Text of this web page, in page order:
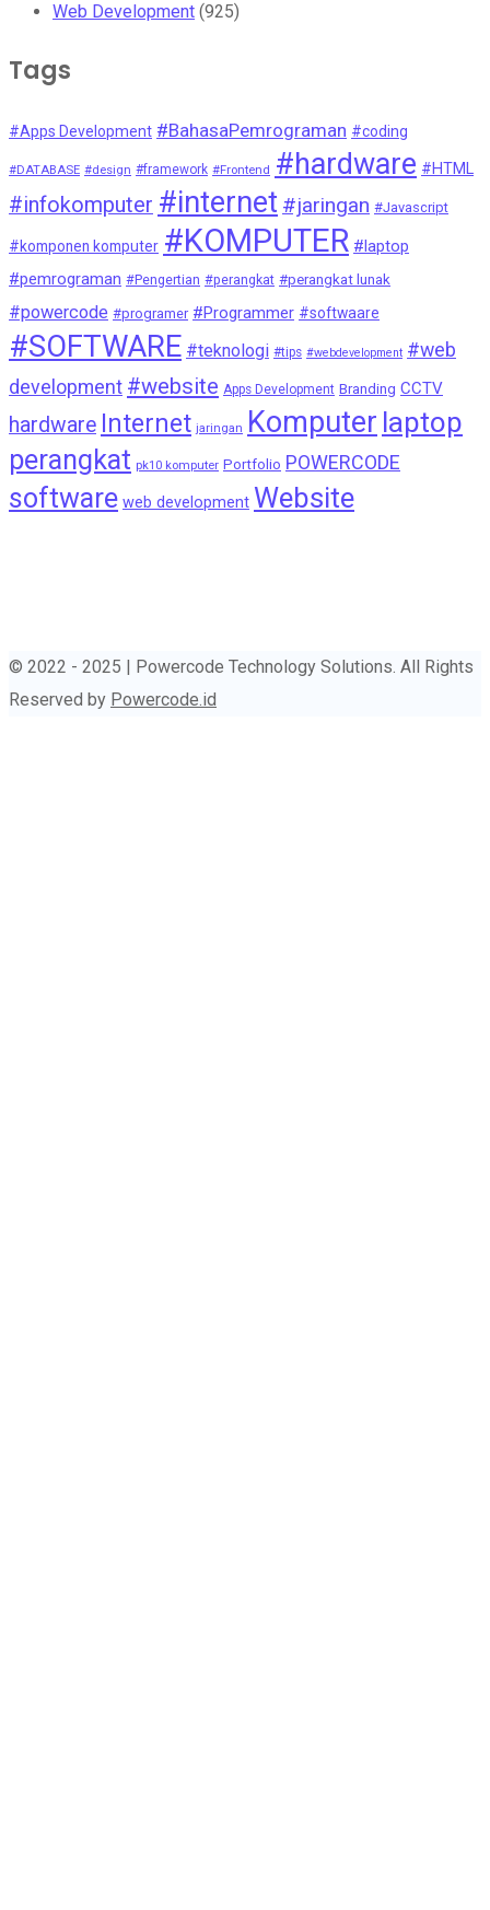
Web Development (925)
Tags
#Apps Development #BahasaPemrograman #coding
#DATABASE #design #framework #Frontend #hardware #HTML
#infokomputer #internet #jaringan #Javascript
#komponen komputer #KOMPUTER #laptop
#pemrograman #Pengertian #perangkat #perangkat lunak
#powercode #programer #Programmer #softwaare
#SOFTWARE #teknologi #tips #webdevelopment #web
development #website Apps Development Branding CCTV
hardware Internet jaringan Komputer laptop
perangkat pk10 komputer Portfolio POWERCODE
software web development Website
© 2022 - 2025 | Powercode Technology Solutions. All Rights
Reserved by Powercode.id